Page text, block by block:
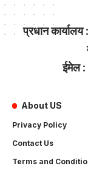
प्रधान
ईमेल
About US
Privacy Policy
Contact Us
Terms and